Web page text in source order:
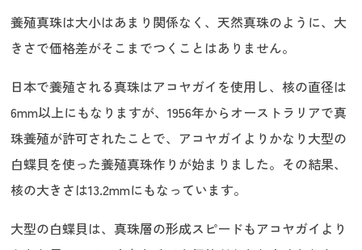
養殖真珠は大小はあまり関係なく、天然真珠のように、大
きさで価格差がそこまでつくことはありません。
日本で養殖される真珠はアコヤガイを使用し、核の直径は
6mm以上にもなりますが、1956年からオーストラリアで真
珠養殖が許可されたことで、アコヤガイよりかなり大型の
白蝶貝を使った養殖真珠作りが始まりました。その結果、
核の大きさは13.2mmにもなっています。
大型の白蝶貝は、真珠層の形成スピードもアコヤガイより